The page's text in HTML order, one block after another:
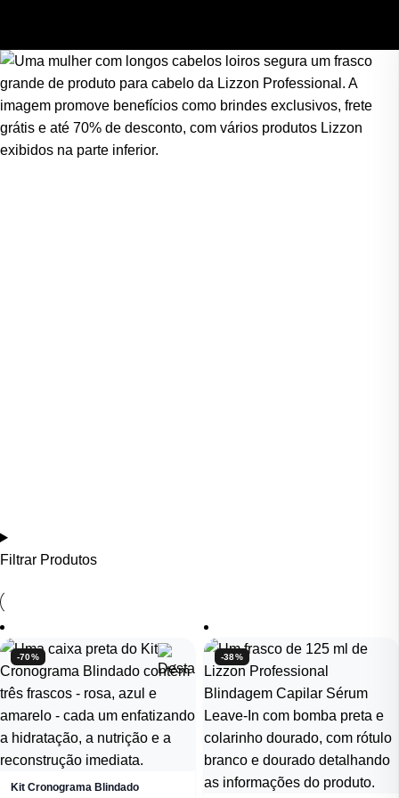
Filtrar Produtos
-70%
Kit Cronograma Blindado
-38%